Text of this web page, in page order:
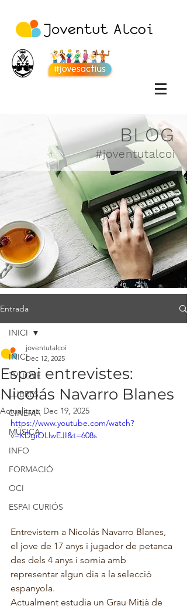
BLOG
#joventutalcoi
Entrada
INICI
TV JOVE
LLIBRES
CINEMA
MÚSICA
INFO
FORMACIÓ
OCI
ESPAI CURIÓS
INICI
Espai entrevistes:
Nicolás Navarro Blanes
joventutalcoi
Dec 12, 2025
Actualitzat: Dec 19, 2025
https://www.youtube.com/watch?
v=KDgiOLlwEJI&t=608s
Entrevistem a Nicolás Navarro Blanes,
el jove de 17 anys i jugador de petanca
des dels 4 anys i somia amb
representar algun dia a la selecció
espanyola.
Actualment estudia un Grau Mitjà de